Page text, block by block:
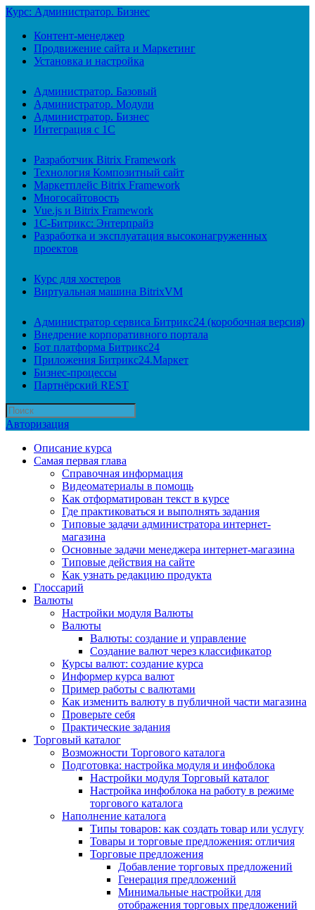
Курс: Администратор. Бизнес
Контент-менеджер
Продвижение сайта и Маркетинг
Установка и настройка
Администратор. Базовый
Администратор. Модули
Администратор. Бизнес
Интеграция с 1С
Разработчик Bitrix Framework
Технология Композитный сайт
Маркетплейс Bitrix Framework
Многосайтовость
Vue.js и Bitrix Framework
1С-Битрикс: Энтерпрайз
Разработка и эксплуатация высоконагруженных
проектов
Курс для хостеров
Виртуальная машина BitrixVM
Администратор сервиса Битрикс24 (коробочная версия)
Внедрение корпоративного портала
Бот платформа Битрикс24
Приложения Битрикс24.Маркет
Бизнес-процессы
Партнёрский REST
Авторизация
Описание курса
Самая первая глава
Справочная информация
Видеоматериалы в помощь
Как отформатирован текст в курсе
Где практиковаться и выполнять задания
Типовые задачи администратора интернет-
магазина
Основные задачи менеджера интернет-магазина
Типовые действия на сайте
Как узнать редакцию продукта
Глоссарий
Валюты
Настройки модуля Валюты
Валюты
Валюты: создание и управление
Создание валют через классификатор
Курсы валют: создание курса
Информер курса валют
Пример работы с валютами
Как изменить валюту в публичной части магазина
Проверьте себя
Практические задания
Торговый каталог
Возможности Торгового каталога
Подготовка: настройка модуля и инфоблока
Настройки модуля Торговый каталог
Настройка инфоблока на работу в режиме
торгового каталога
Наполнение каталога
Типы товаров: как создать товар или услугу
Товары и торговые предложения: отличия
Торговые предложения
Добавление торговых предложений
Генерация предложений
Минимальные настройки для
отображения торговых предложений